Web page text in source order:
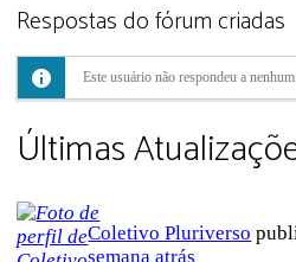
Respostas do fórum criadas
Este usuário não respondeu a
Últimas
Coletivo Pluriverso
semana atrás